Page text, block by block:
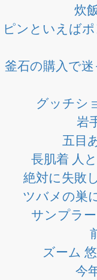
炊
ピンといえば
釜石の購入で
グッチシ
岩
五目
長肌着 人
絶対に失敗
ツバメの巣
サンプラ
ズーム
今